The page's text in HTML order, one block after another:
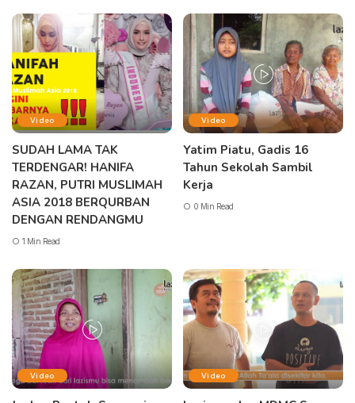
Video
SUDAH LAMA TAK
TERDENGAR! HANIFA
RAZAN, PUTRI MUSLIMAH
ASIA 2018 BERQURBAN
DENGAN RENDANGMU
1 Min Read
Video
Yatim Piatu, Gadis 16
Tahun Sekolah Sambil
Kerja
0 Min Read
Video Video